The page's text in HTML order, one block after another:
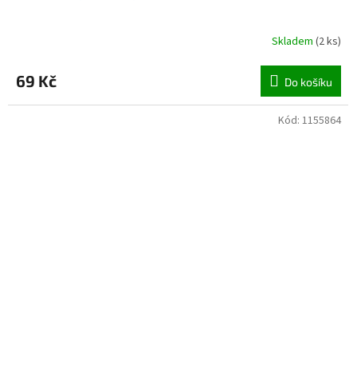
Skladem (2 ks)
69 Kč Do košíku
Kód: 1155864